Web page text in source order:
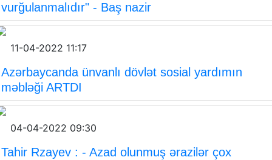
vurğulanmalıdır" - Baş nazir
11-04-2022 11:17
Azərbaycanda ünvanlı dövlət sosial yardımın
məbləği ARTDI
04-04-2022 09:30
Tahir Rzayev : - Azad olunmuş ərazilər çox